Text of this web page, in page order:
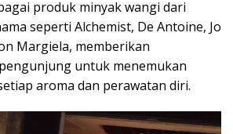
produk minyak wangi dari
seperti Alchemist, De Antoine, Jo
Margiela, memberikan
untuk menemukan
aroma dan perawatan diri.